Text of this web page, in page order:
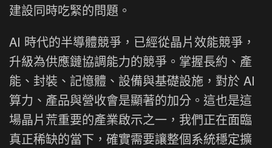
建設同時吃緊的問題。
AI 時代的半導體競爭，已經從晶片效能競爭，
升級為供應鏈協調能力的競爭。掌握長約、產
能、封裝、記憶體、設備與基礎設施，對於 AI
算力、產品與營收會是顯著的加分。這也是這
場晶片荒重要的產業啟示之一，我們正在面臨
真正稀缺的當下，確實需要讓整個系統穩定擴